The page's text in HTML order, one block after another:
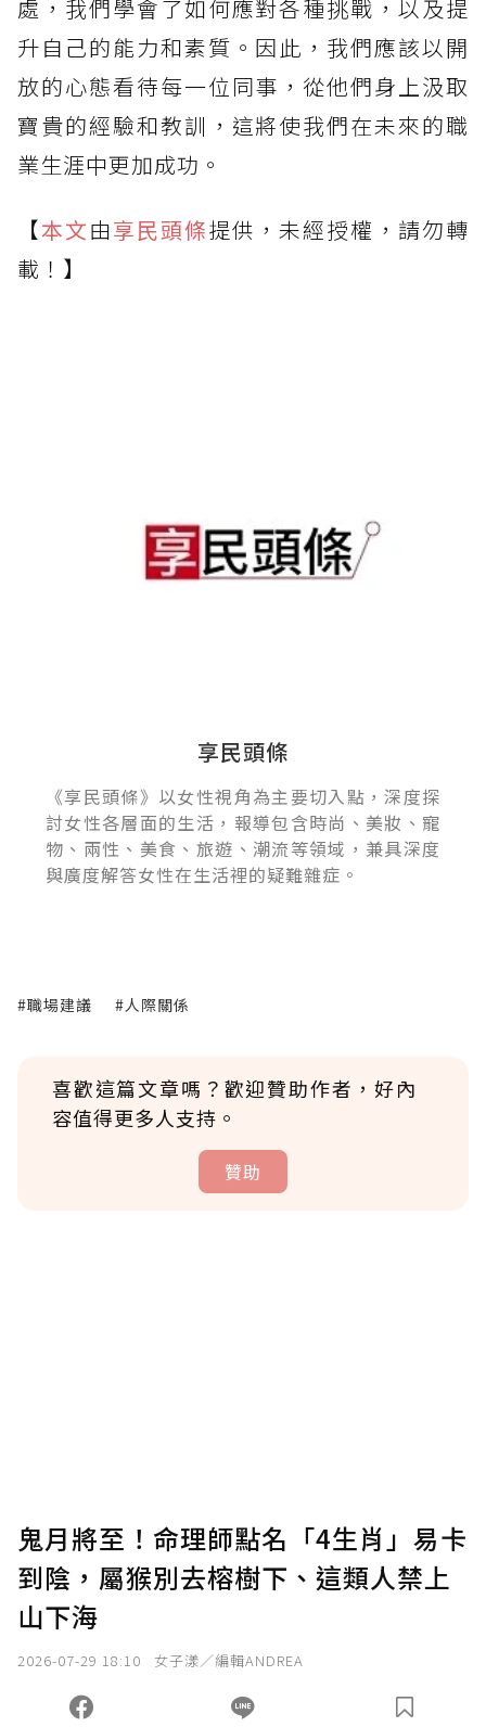
處，我們學會了如何應對各種挑戰，以及提
升自己的能力和素質。因此，我們應該以開
放的心態看待每一位同事，從他們身上汲取
寶貴的經驗和教訓，這將使我們在未來的職
業生涯中更加成功。
【本文由享民頭條提供，未經授權，請勿轉
載！】
享民頭條
《享民頭條》以女性視角為主要切入點，深度探
討女性各層面的生活，報導包含時尚、美妝、寵
物、兩性、美食、旅遊、潮流等領域，兼具深度
與廣度解答女性在生活裡的疑難雜症。
#職場建議 #人際關係
喜歡這篇文章嗎？歡迎贊助作者，好內
容值得更多人支持。
贊助
確認送出
您當前剩餘 U 利點數：0點；前往 購買點數
鬼月將至！命理師點名「4生肖」易卡
到陰，屬猴別去榕樹下、這類人禁上
山下海
2026-07-29 18:10 女子漾／編輯ANDREA